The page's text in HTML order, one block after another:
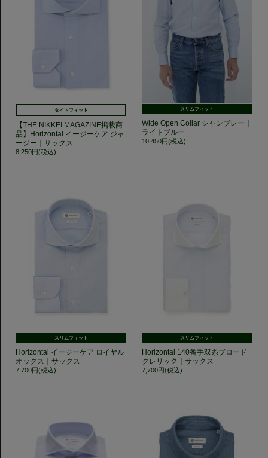
タイトフィット
【THE NIKKEI MAGAZINE掲載商
品】Horizontal イージーケア ジャ
ージー｜サックス
8,250円(税込)
スリムフィット
Wide Open Collar シャンブレー｜
ライトブルー
10,450円(税込)
スリムフィット
Horizontal イージーケア ロイヤル
オックス｜サックス
7,700円(税込)
スリムフィット
Horizontal 140番手双糸ブロード
クレリック｜サックス
7,700円(税込)